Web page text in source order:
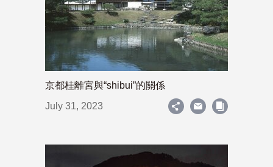
京都桂離宮與“shibui”的關係
July 31, 2023